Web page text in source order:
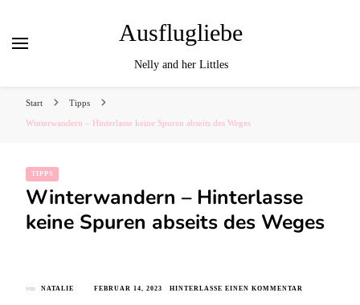
Ausflugliebe
Nelly and her Littles
Start Tipps
Winterwandern – Hinterlasse keine Spuren abseits des Weges
TIPPS
Winterwandern – Hinterlasse
keine Spuren abseits des Weges
von NATALIE FEBRUAR 14, 2023 HINTERLASSE EINEN KOMMENTAR